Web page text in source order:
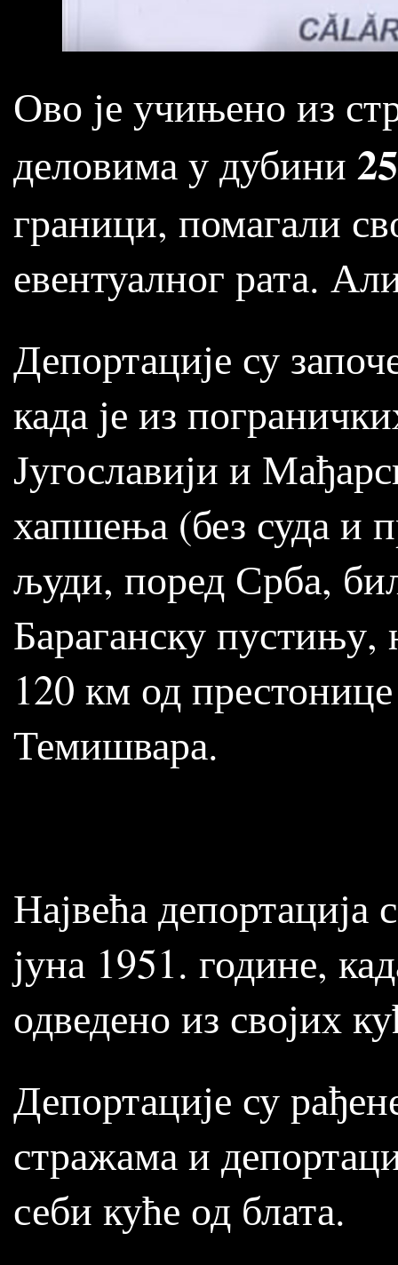
Ово је учињено из
деловима у дубини
граници, помагали
евентуалног рата.
Депортације су
када је из
Југославији и
хапшења (без суда и
људи, поред Срба,
Бараганску пустињу,
120 км од
Темишвара.
Највећа
јуна 1951. године,
одведено из својих
Депортације су
стражама и
себи куће од блата.